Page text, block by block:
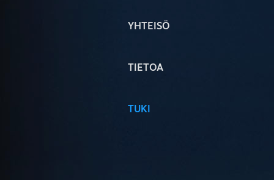
YHTEISÖ
TIETOA
TUKI